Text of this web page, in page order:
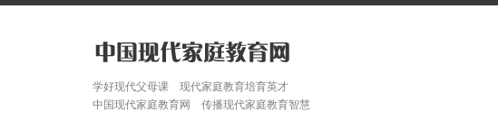
学好现代父母课 现代家庭教育培育英才
中国现代家庭教育网 传播现代家庭教育智慧